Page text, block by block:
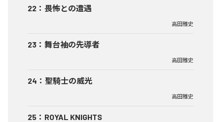
22 ： 畏怖との遭遇
高田雅史
23 ： 舞台袖の先導者
高田雅史
24 ： 聖騎士の威光
高田雅史
25 ： ROYAL KNIGHTS